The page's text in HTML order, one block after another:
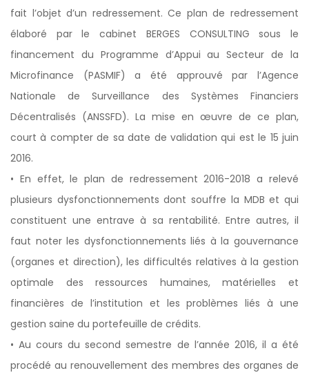
fait l’objet d’un redressement. Ce plan de redressement
élaboré par le cabinet BERGES CONSULTING sous le
financement du Programme d’Appui au Secteur de la
Microfinance (PASMIF) a été approuvé par l’Agence
Nationale de Surveillance des Systèmes Financiers
Décentralisés (ANSSFD). La mise en œuvre de ce plan,
court à compter de sa date de validation qui est le 15 juin
2016.
• En effet, le plan de redressement 2016-2018 a relevé
plusieurs dysfonctionnements dont souffre la MDB et qui
constituent une entrave à sa rentabilité. Entre autres, il
faut noter les dysfonctionnements liés à la gouvernance
(organes et direction), les difficultés relatives à la gestion
optimale des ressources humaines, matérielles et
financières de l’institution et les problèmes liés à une
gestion saine du portefeuille de crédits.
• Au cours du second semestre de l’année 2016, il a été
procédé au renouvellement des membres des organes de